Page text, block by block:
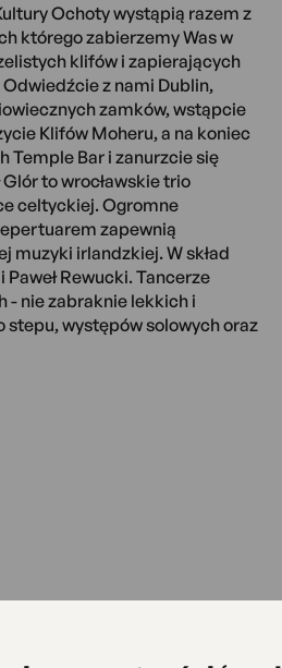
Ochoty wystąpią razem z
którego zabierzemy Was w
klifów i zapierających
z nami Dublin,
zamków, wstąpcie
Klifów Moheru, a na koniec
Temple Bar i zanurzcie się
to wrocławskie trio
celtyckiej. Ogromne
zapewnią
muzyki irlandzkiej. W skład
Paweł Rewucki. Tancerze
- nie zabraknie lekkich i
występów solowych oraz